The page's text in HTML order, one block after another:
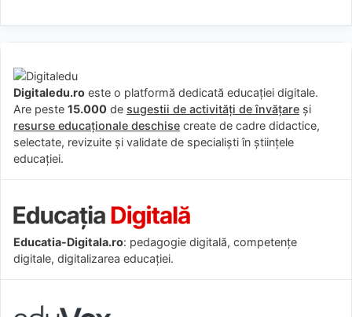
Digitaledu.ro este o platformă dedicată educației digitale.
Are peste 15.000 de sugestii de activități de învățare și
resurse educaționale deschise create de cadre didactice,
selectate, revizuite și validate de specialiști în științele
educației.
Educatia-Digitala.ro: pedagogie digitală, competențe
digitale, digitalizarea educației.